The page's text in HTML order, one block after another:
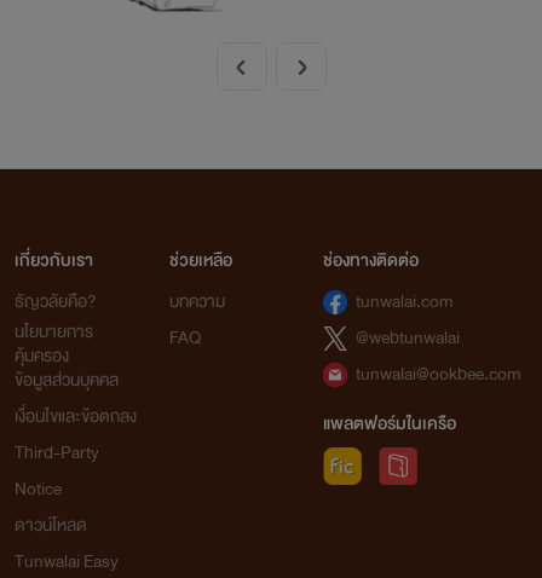
เกี่ยวกับเรา
ธัญวลัยคือ?
นโยบายการ
คุ้มครอง
ข้อมูลส่วนบุคคล
เงื่อนไขและข้อตกลง
Third-Party
Notice
ดาวน์โหลด
Tunwalai Easy
ช่วยเหลือ
บทความ
FAQ
ช่องทางติดต่อ
tunwalai.com
@webtunwalai
tunwalai@ookbee.com
แพลตฟอร์มในเครือ